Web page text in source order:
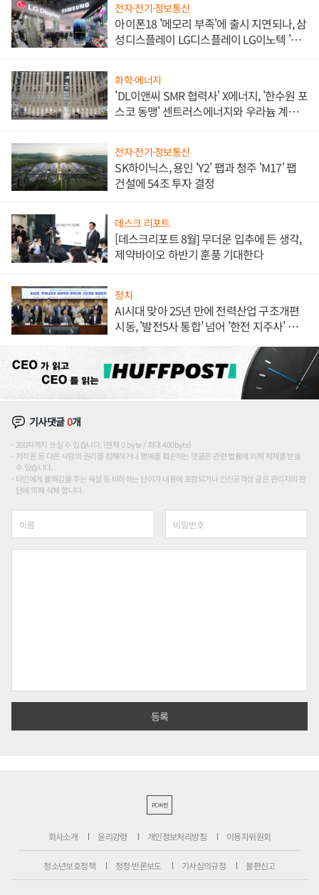
전자·전기·정보통신
아이폰18 '메모리 부족'에 출시 지연되나, 삼
성디스플레이 LG디스플레이 LG이노텍 '탈
화학·에너지
'DL이앤씨 SMR 협력사' X에너지, '한수원 포
스코 동맹' 센트러스에너지와 우라늄 계약
전자·전기·정보통신
SK하이닉스, 용인 'Y2' 팹과 청주 'M17' 팹
건설에 54조 투자 결정
데스크 리포트
[데스크리포트 8월] 무더운 입추에 든 생각,
제약바이오 하반기 훈풍 기대한다
정치
AI시대 맞아 25년 만에 전력산업 구조개편
시동, '발전5사 통합' 넘어 '한전 지주사' 재편
기사댓글0개
200자까지 쓰실 수 있습니다. (현재 0 byte / 최대 400byte)
저작권 등 다른 사람의 권리를 침해하거나 명예를 훼손하는 댓글은 관련 법률에 의해 제재를 받을
수 있습니다.
타인에게 불쾌감을 주는 욕설 등 비하하는 단어가 내용에 포함되거나 인신공격성 글은 관리자의 판
단에 의해 삭제 합니다.
PC버전
회사소개 윤리강령 개인정보처리방침 이용자위원회
청소년보호정책 정정·반론보도 기사심의규정 불편신고